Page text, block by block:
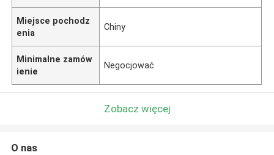
Miejsce pochodz
enia
Chiny
Minimalne zamów
ienie
Negocjować
Zobacz więcej
O nas